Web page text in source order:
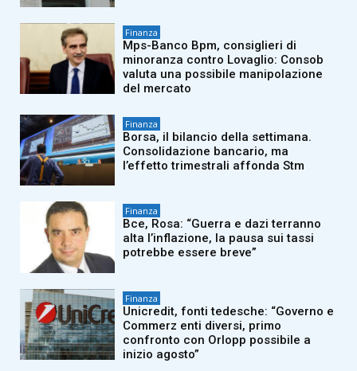
Finanza
Mps-Banco Bpm, consiglieri di
minoranza contro Lovaglio: Consob
valuta una possibile manipolazione
del mercato
Finanza
Borsa, il bilancio della settimana.
Consolidazione bancario, ma
l’effetto trimestrali affonda Stm
Finanza
Bce, Rosa: “Guerra e dazi terranno
alta l’inflazione, la pausa sui tassi
potrebbe essere breve”
Finanza
Unicredit, fonti tedesche: “Governo e
Commerz enti diversi, primo
confronto con Orlopp possibile a
inizio agosto”